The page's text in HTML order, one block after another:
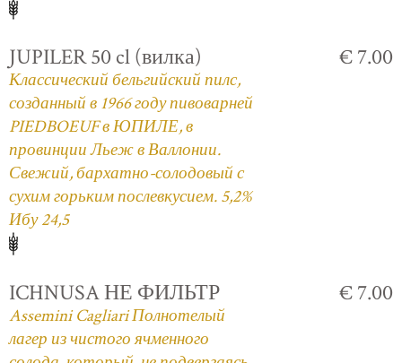
JUPILER 50 cl (вилка)
Классический бельгийский пилс,
созданный в 1966 году пивоварней
PIEDBOEUF в ЮПИЛЕ, в
провинции Льеж в Валлонии.
Свежий, бархатно-солодовый с
сухим горьким послевкусием. 5,2%
Ибу 24,5
€ 7.00
ICHNUSA НЕ ФИЛЬТР
Assemini Cagliari Полнотелый
лагер из чистого ячменного
€ 7.00